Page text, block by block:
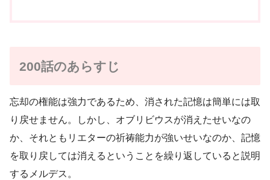
200話のあらすじ
忘却の権能は強力であるため、消された記憶は簡単には取
り戻せません。しかし、オブリビウスが消えたせいなの
か、それともリエターの祈祷能力が強いせいなのか、記憶
を取り戻しては消えるということを繰り返していると説明
するメルデス。